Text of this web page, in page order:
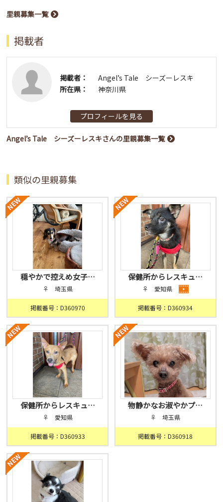
里親募集一覧
掲載者
掲載者：
Angel’s Tale シーズーレスキ
所在県：
神奈川県
プロフィールを見る
Angel’s Tale シーズーレスキさんの里親募集一覧
類似の里親募集
穏やかで控えめ女子…
♀ 埼玉県
掲載番号：D360970
保健所からレスキュ…
♀ 愛知県
掲載番号：D360934
保健所からレスキュ…
♀ 愛知県
掲載番号：D360933
物静かなお淑やかプ…
♀ 埼玉県
掲載番号：D360918